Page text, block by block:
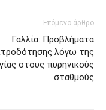
Επόμενο άρθρο
Γαλλία: Προβλήματα
λόγω της
στους πυρηνικούς
σταθμούς